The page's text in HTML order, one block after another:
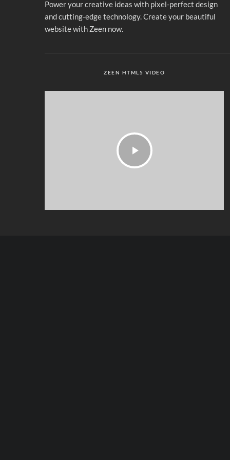
Power your creative ideas with pixel-perfect design
and cutting-edge technology. Create your beautiful
website with Zeen now.
ZEEN HTML5 VIDEO